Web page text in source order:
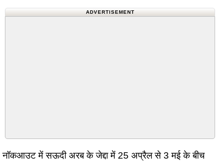
ADVERTISEMENT
नॉकआउट में सऊदी अरब के जेद्दा में 25 अप्रैल से 3 मई के बीच